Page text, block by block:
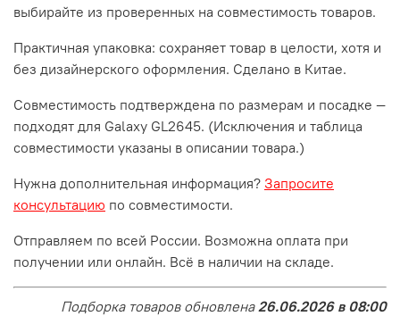
выбирайте из проверенных на совместимость товаров.
Практичная упаковка: сохраняет товар в целости, хотя и
без дизайнерского оформления. Сделано в Китае.
Совместимость подтверждена по размерам и посадке —
подходят для Galaxy GL2645. (Исключения и таблица
совместимости указаны в описании товара.)
Нужна дополнительная информация? Запросите
консультацию по совместимости.
Отправляем по всей России. Возможна оплата при
получении или онлайн. Всё в наличии на складе.
Подборка товаров обновлена 26.06.2026 в 08:00